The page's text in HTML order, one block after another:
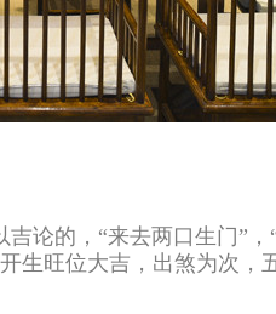
论的，“来去两口生门”
生旺位大吉，出煞为次